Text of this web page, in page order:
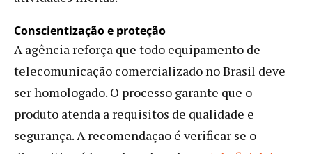
Conscientização e proteção
A agência reforça que todo equipamento de
telecomunicação comercializado no Brasil deve
ser homologado. O processo garante que o
produto atenda a requisitos de qualidade e
segurança. A recomendação é verificar se o